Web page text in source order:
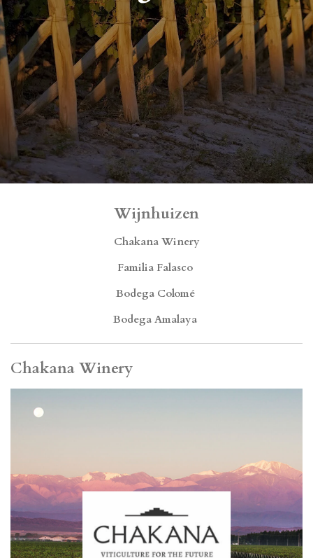
Wijnhuizen
Chakana Winery
Familia Falasco
Bodega Colomé
Bodega Amalaya
Chakana Winery